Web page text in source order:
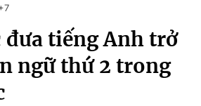
đưa tiếng Anh trở
ngữ thứ 2 trong